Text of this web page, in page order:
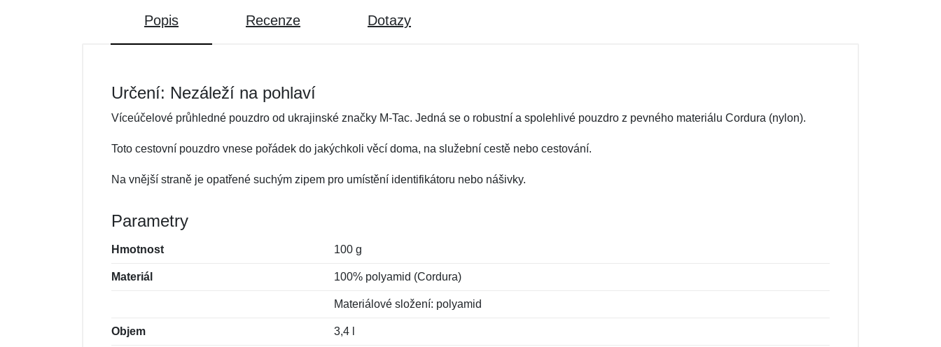
Popis Recenze Dotazy
Určení: Nezáleží na pohlaví
Víceúčelové průhledné pouzdro od ukrajinské značky M-Tac. Jedná se o robustní a spolehlivé pouzdro z pevného materiálu Cordura (nylon).
Toto cestovní pouzdro vnese pořádek do jakýchkoli věcí doma, na služební cestě nebo cestování.
Na vnější straně je opatřené suchým zipem pro umístění identifikátoru nebo nášivky.
Parametry
Hmotnost 100 g
Materiál 100% polyamid (Cordura)
Materiálové složení: polyamid
Objem 3,4 l